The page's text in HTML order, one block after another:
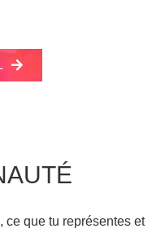
ce que tu représentes et